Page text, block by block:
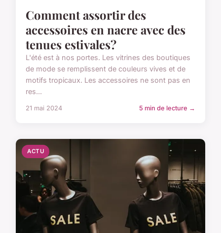
Comment assortir des
accessoires en nacre avec des
tenues estivales?
L'été est à nos portes. Les vitrines des boutiques
de mode se remplissent de couleurs vives et de
motifs tropicaux. Les accessoires ne sont pas en
res...
21 mai 2024 5 min de lecture →
ACTU